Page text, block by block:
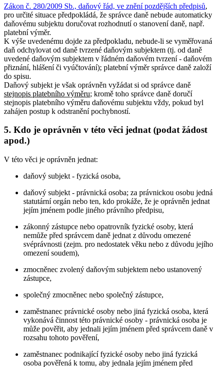
Zákon č. 280/2009 Sb., daňový řád, ve znění pozdějších předpisů,
pro určité situace předpokládá, že správce daně nebude automaticky
daňovému subjektu doručovat rozhodnutí o stanovení daně, např.
platební výměr.
K výše uvedenému dojde za předpokladu, nebude-li se vyměřovaná
daň odchylovat od daně tvrzené daňovým subjektem (tj. od daně
uvedené daňovým subjektem v řádném daňovém tvrzení - daňovém
přiznání, hlášení či vyúčtování); platební výměr správce daně založí
do spisu.
Daňový subjekt je však oprávněn vyžádat si od správce daně
stejnopis platebního výměru; kromě toho správce daně doručí
stejnopis platebního výměru daňovému subjektu vždy, pokud byl
zahájen postup k odstranění pochybností.
5. Kdo je oprávněn v této věci jednat (podat žádost
apod.)
V této věci je oprávněn jednat:
daňový subjekt - fyzická osoba,
daňový subjekt - právnická osoba; za právnickou osobu jedná
statutární orgán nebo ten, kdo prokáže, že je oprávněn jednat
jejím jménem podle jiného právního předpisu,
zákonný zástupce nebo opatrovník fyzické osoby, která
nemůže před správcem daně jednat z důvodu omezené
svéprávnosti (zejm. pro nedostatek věku nebo z důvodu jejího
omezení soudem),
zmocněnec zvolený daňovým subjektem nebo ustanovený
zástupce,
společný zmocněnec nebo společný zástupce,
zaměstnanec právnické osoby nebo jiná fyzická osoba, která
vykonává činnost této právnické osoby - právnická osoba je
může pověřit, aby jednali jejím jménem před správcem daně v
rozsahu tohoto pověření,
zaměstnanec podnikající fyzické osoby nebo jiná fyzická
osoba pověřená k tomu, aby jednala jejím jménem před